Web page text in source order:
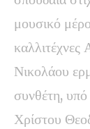
μουσικό
Νικολάου
συνθέτη,
Χρίστου